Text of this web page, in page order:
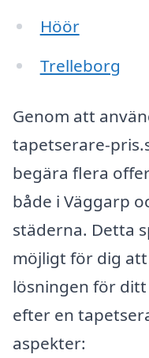
Höör
Trelleborg
Genom att
tapetserare-
begära flera
både i Väggarp
städerna. Detta
möjligt för dig
lösningen för
efter en
aspekter: